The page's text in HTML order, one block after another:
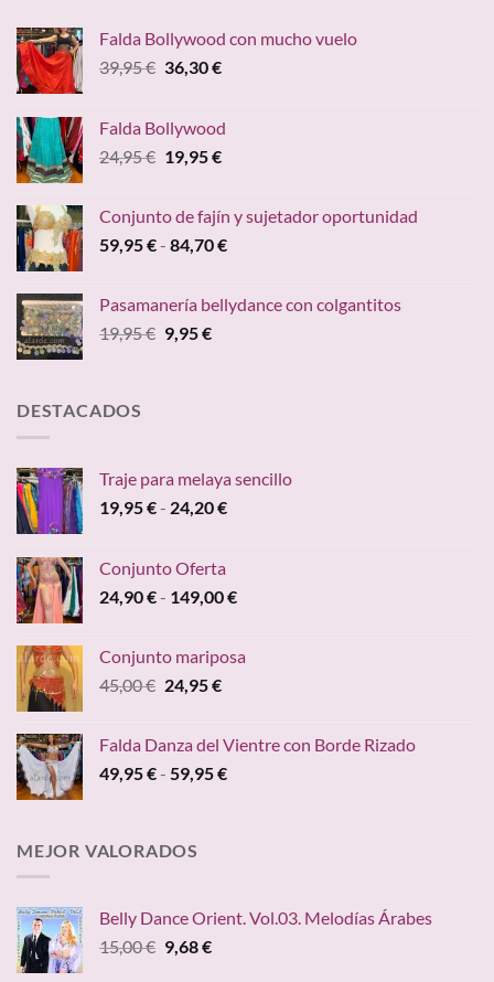
Falda Bollywood con mucho vuelo
39,95€ El
era:
39,95 €.
36,30€El
es:
36,30 €.
Falda Bollywood
24,95€ El
era:
24,95 €.
19,95€El
es:
19,95 €.
Conjunto de fajín y sujetador oportunidad
59,95€- 84,70€Rango
desde
Pasamanería bellydance con colgantitos
19,95€ El
9,95€El
DESTACADOS
Traje para melaya sencillo
19,95€- 24,20€Rango
19,95 €
Conjunto Oferta
24,90€- 149,00€Rango
desde
Conjunto mariposa
45,00€ El
era:
45,00 €.
24,95€El
es:
24,95 €.
Falda Danza del Vientre con Borde Rizado
49,95€- 59,95€Rango
59,95 €
MEJOR VALORADOS
Belly Dance Orient. Vol.03. Melodías Árabes
15,00€ El
9,68€El